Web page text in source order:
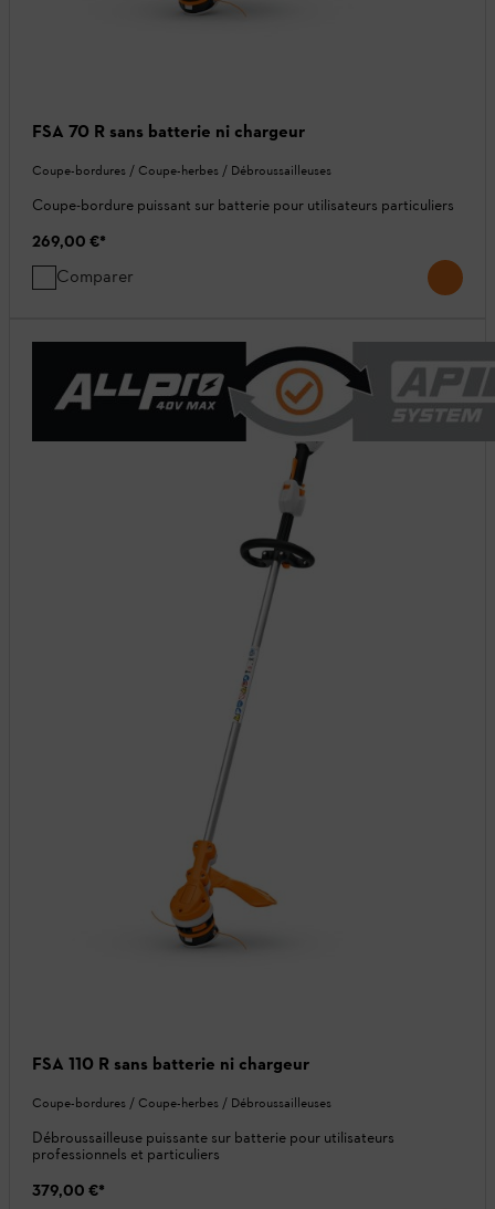
FSA 70 R sans batterie ni chargeur
Coupe-bordures / Coupe-herbes / Débroussailleuses
Coupe-bordure puissant sur batterie pour utilisateurs particuliers
269,00 €*
Comparer
FSA 110 R sans batterie ni chargeur
Coupe-bordures / Coupe-herbes / Débroussailleuses
Débroussailleuse puissante sur batterie pour utilisateurs
professionnels et particuliers
379,00 €*